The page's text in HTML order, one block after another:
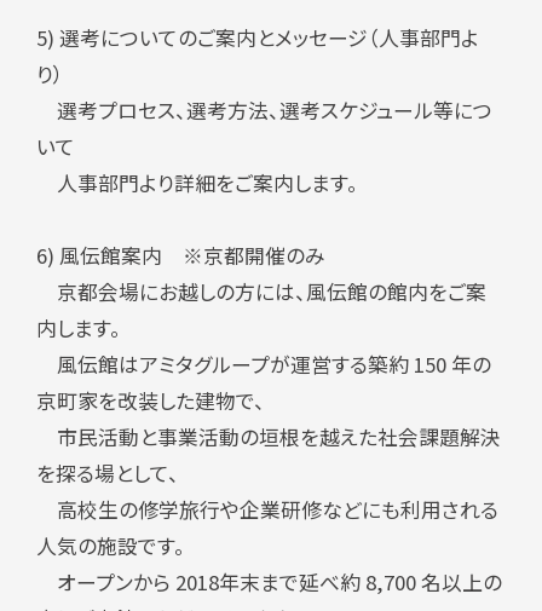
5) 選考についてのご案内とメッセージ（人事部門よ
り）
選考プロセス、選考方法、選考スケジュール等につ
いて
人事部門より詳細をご案内します。
6) 風伝館案内 ※京都開催のみ
京都会場にお越しの方には、風伝館の館内をご案
内します。
風伝館はアミタグループが運営する築約 150 年の
京町家を改装した建物で、
市民活動と事業活動の垣根を越えた社会課題解決
を探る場として、
高校生の修学旅行や企業研修などにも利用される
人気の施設です。
オープンから 2018年末まで延べ約 8,700 名以上の